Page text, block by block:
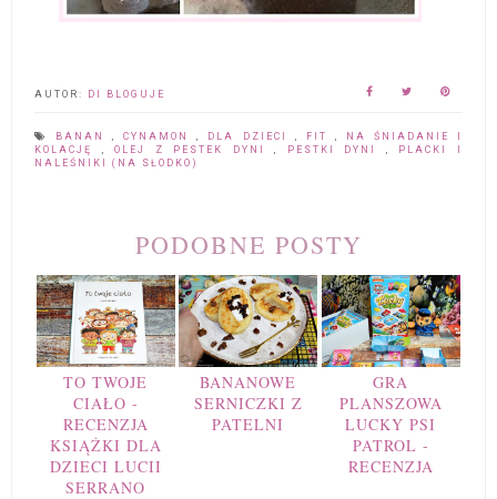
AUTOR: DI BLOGUJE
BANAN,CYNAMON, DLA DZIECI , FIT ,
NA ŚNIADANIE I
KOLACJĘ ,OLEJ Z PESTEK DYNI, PESTKI DYNI , PLACKI I
NALEŚNIKI (NA SŁODKO)
PODOBNE POSTY
TO TWOJE
CIAŁO -
RECENZJA
KSIĄŻKI DLA
DZIECI LUCII
SERRANO
BANANOWE
SERNICZKI Z
PATELNI
GRA
PLANSZOWA
LUCKY PSI
PATROL -
RECENZJA